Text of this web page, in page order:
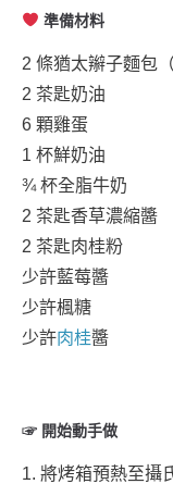
準備材料
2 條猶太辮子麵包
2 茶匙奶油
6 顆雞蛋
1 杯鮮奶油
¾ 杯全脂牛奶
2 茶匙香草濃縮醬
2 茶匙肉桂粉
少許藍莓醬
少許楓糖
少許肉桂醬
☞ 開始動手做
1. 將烤箱預熱至攝